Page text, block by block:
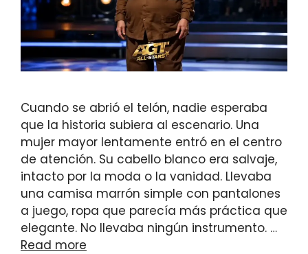
Cuando se abrió el telón, nadie esperaba
que la historia subiera al escenario. Una
mujer mayor lentamente entró en el centro
de atención. Su cabello blanco era salvaje,
intacto por la moda o la vanidad. Llevaba
una camisa marrón simple con pantalones
a juego, ropa que parecía más práctica que
elegante. No llevaba ningún instrumento. …
Read more